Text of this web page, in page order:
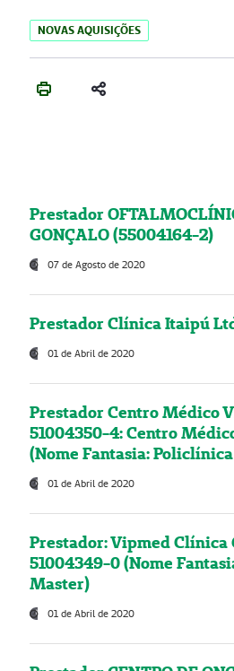
NOVAS AQUISIÇÕES
Prestador
GONÇALO (55004164-2)
07 de Agosto de 2020
Prestador Clínica Itaipú
01 de Abril de 2020
Prestador Centro Médico
51004350-4: Centro
(Nome Fantasia:
01 de Abril de 2020
Prestador: Vipmed Clínica
51004349-0 (Nome
Master)
01 de Abril de 2020